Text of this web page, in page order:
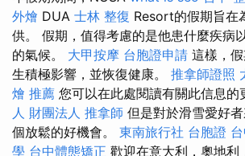
外燴 DUA 士林 整復 Resort的假期旨在
供。 假期，值得考慮的是他患什麼疾病
的氣候。 大甲按摩 台胞證申請 這樣，
生積極影響，並恢復健康。 推拿師證照
燴 推薦 您可以在此處閱讀有關此信息的
人 財團法人 推拿師 但是對於滑雪愛好
個放鬆的好機會。 東南旅行社 台胞證
學 台中體態矯正 歡迎在意大利，奧地利